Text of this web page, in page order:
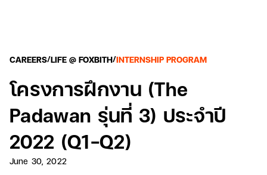
CAREERS/LIFE @ FOXBITH/INTERNSHIP PROGRAM
โครงการฝึกงาน (The
Padawan รุ่นที่ 3) ประจำปี
2022 (Q1-Q2)
June 30, 2022